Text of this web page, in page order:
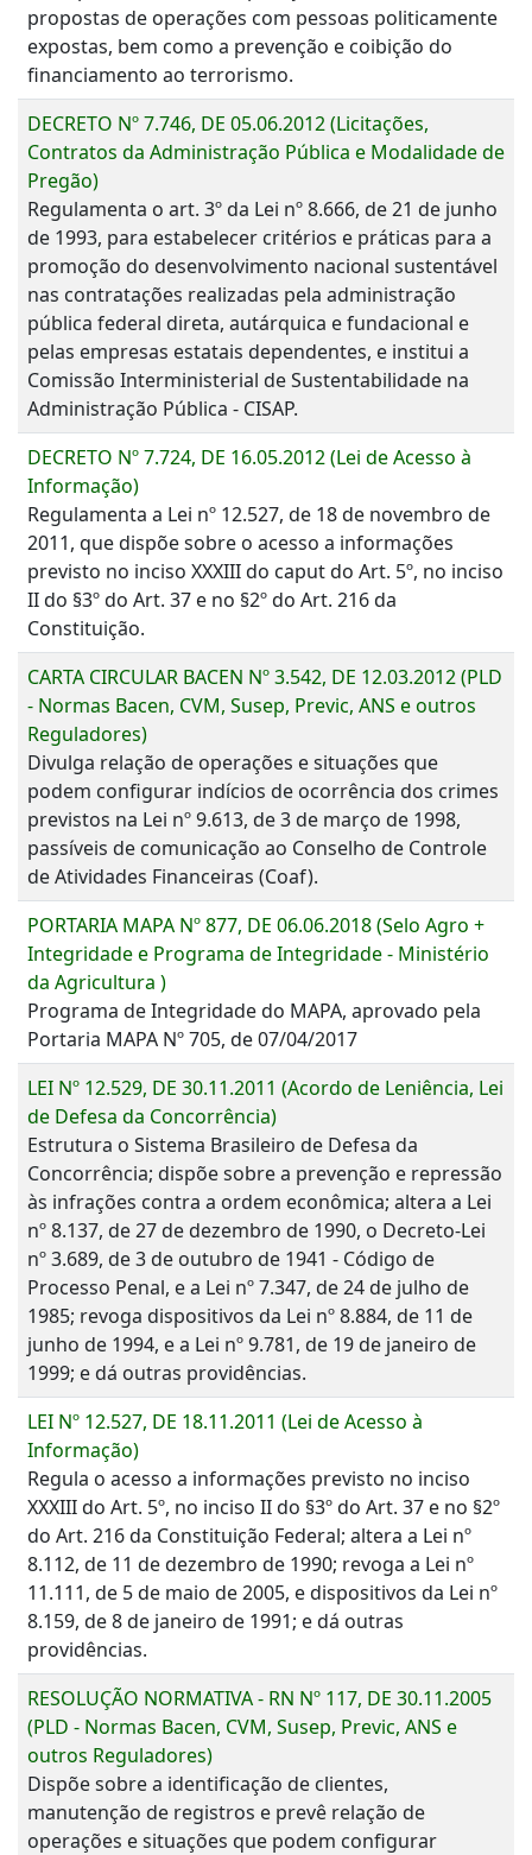
propostas de operações com pessoas politicamente
expostas, bem como a prevenção e coibição do
financiamento ao terrorismo.
DECRETO Nº 7.746, DE 05.06.2012 (Licitações,
Contratos da Administração Pública e Modalidade de
Pregão)
Regulamenta o art. 3º da Lei nº 8.666, de 21 de junho
de 1993, para estabelecer critérios e práticas para a
promoção do desenvolvimento nacional sustentável
nas contratações realizadas pela administração
pública federal direta, autárquica e fundacional e
pelas empresas estatais dependentes, e institui a
Comissão Interministerial de Sustentabilidade na
Administração Pública - CISAP.
DECRETO Nº 7.724, DE 16.05.2012 (Lei de Acesso à
Informação)
Regulamenta a Lei nº 12.527, de 18 de novembro de
2011, que dispõe sobre o acesso a informações
previsto no inciso XXXIII do caput do Art. 5º, no inciso
II do §3º do Art. 37 e no §2º do Art. 216 da
Constituição.
CARTA CIRCULAR BACEN Nº 3.542, DE 12.03.2012 (PLD
- Normas Bacen, CVM, Susep, Previc, ANS e outros
Reguladores)
Divulga relação de operações e situações que
podem configurar indícios de ocorrência dos crimes
previstos na Lei nº 9.613, de 3 de março de 1998,
passíveis de comunicação ao Conselho de Controle
de Atividades Financeiras (Coaf).
PORTARIA MAPA Nº 877, DE 06.06.2018 (Selo Agro +
Integridade e Programa de Integridade - Ministério
da Agricultura )
Programa de Integridade do MAPA, aprovado pela
Portaria MAPA Nº 705, de 07/04/2017
LEI Nº 12.529, DE 30.11.2011 (Acordo de Leniência, Lei
de Defesa da Concorrência)
Estrutura o Sistema Brasileiro de Defesa da
Concorrência; dispõe sobre a prevenção e repressão
às infrações contra a ordem econômica; altera a Lei
nº 8.137, de 27 de dezembro de 1990, o Decreto-Lei
nº 3.689, de 3 de outubro de 1941 - Código de
Processo Penal, e a Lei nº 7.347, de 24 de julho de
1985; revoga dispositivos da Lei nº 8.884, de 11 de
junho de 1994, e a Lei nº 9.781, de 19 de janeiro de
1999; e dá outras providências.
LEI Nº 12.527, DE 18.11.2011 (Lei de Acesso à
Informação)
Regula o acesso a informações previsto no inciso
XXXIII do Art. 5º, no inciso II do §3º do Art. 37 e no §2º
do Art. 216 da Constituição Federal; altera a Lei nº
8.112, de 11 de dezembro de 1990; revoga a Lei nº
11.111, de 5 de maio de 2005, e dispositivos da Lei nº
8.159, de 8 de janeiro de 1991; e dá outras
providências.
RESOLUÇÃO NORMATIVA - RN Nº 117, DE 30.11.2005
(PLD - Normas Bacen, CVM, Susep, Previc, ANS e
outros Reguladores)
Dispõe sobre a identificação de clientes,
manutenção de registros e prevê relação de
operações e situações que podem configurar